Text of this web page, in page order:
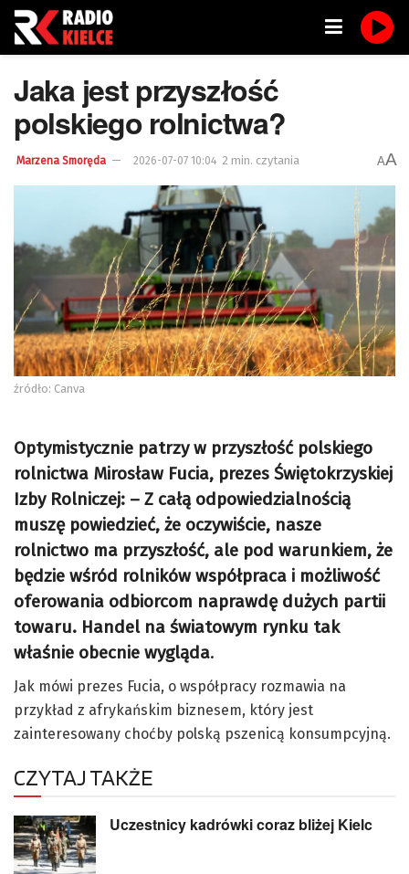
Jaka jest przyszłość
polskiego rolnictwa?
Marzena Smoręda 2026-07-07 10:04 2 min. czytania AA
źródło: Canva
Optymistycznie patrzy w przyszłość polskiego
rolnictwa Mirosław Fucia, prezes Świętokrzyskiej
Izby Rolniczej: – Z całą odpowiedzialnością
muszę powiedzieć, że oczywiście, nasze
rolnictwo ma przyszłość, ale pod warunkiem, że
będzie wśród rolników współpraca i możliwość
oferowania odbiorcom naprawdę dużych partii
towaru. Handel na światowym rynku tak
właśnie obecnie wygląda.
Jak mówi prezes Fucia, o współpracy rozmawia na
przykład z afrykańskim biznesem, który jest
zainteresowany choćby polską pszenicą konsumpcyjną.
CZYTAJ TAKŻE
Uczestnicy kadrówki coraz bliżej Kielc